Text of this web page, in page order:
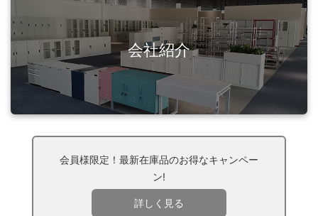
会社紹介
会員様限定！最新在庫品のお得なキャンペー
ン!
詳しく見る